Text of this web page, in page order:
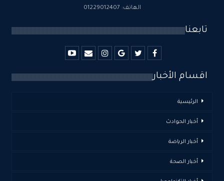
الهاتف: 01229012407
تابعنا
اقسام الأخبار
الرئيسية
أخبار الحوادث
أخبار الرياضة
أخبار الصحة